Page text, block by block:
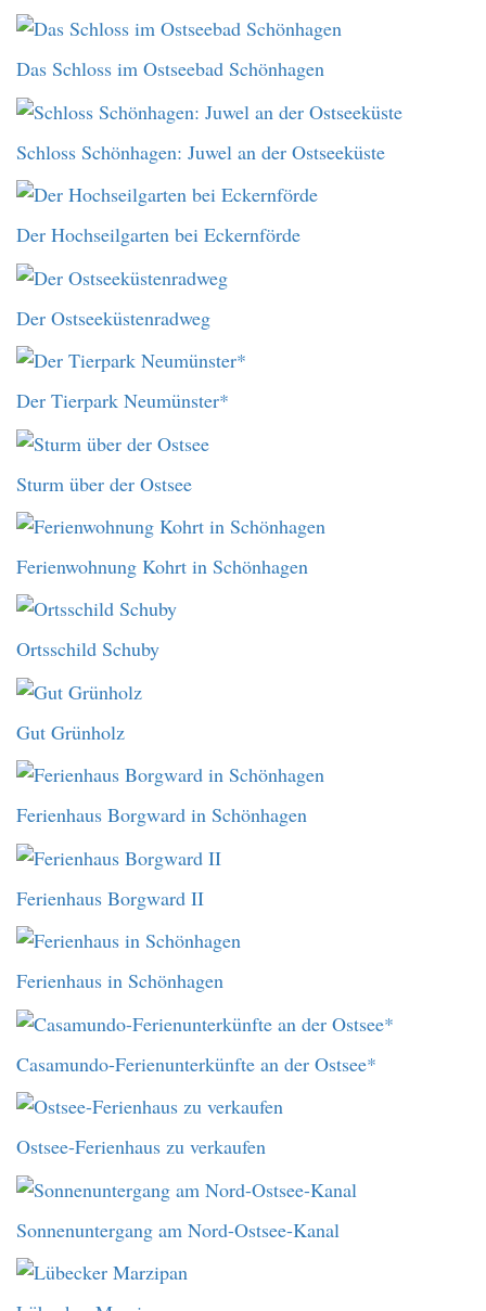
Das Schloss im Ostseebad Schönhagen
Schloss Schönhagen: Juwel an der Ostseeküste
Der Hochseilgarten bei Eckernförde
Der Ostseeküstenradweg
Der Tierpark Neumünster*
Sturm über der Ostsee
Ferienwohnung Kohrt in Schönhagen
Ortsschild Schuby
Gut Grünholz
Ferienhaus Borgward in Schönhagen
Ferienhaus Borgward II
Ferienhaus in Schönhagen
Casamundo-Ferienunterkünfte an der Ostsee*
Ostsee-Ferienhaus zu verkaufen
Sonnenuntergang am Nord-Ostsee-Kanal